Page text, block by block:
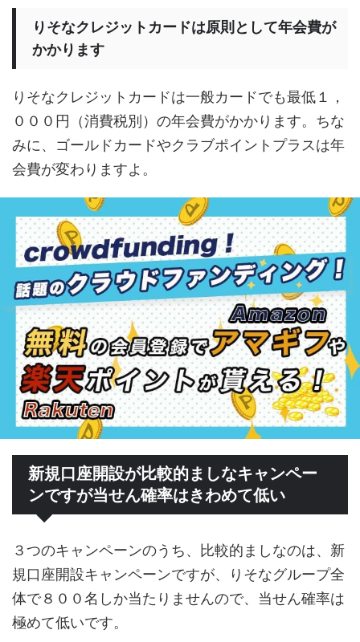
りそなクレジットカードは原則として年会費が
かかります
りそなクレジットカードは一般カードでも最低１，
０００円（消費税別）の年会費がかかります。ちな
みに、ゴールドカードやクラブポイントプラスは年
会費が変わりますよ。
新規口座開設が比較的ましなキャンペー
ンですが当せん確率はきわめて低い
３つのキャンペーンのうち、比較的ましなのは、新
規口座開設キャンペーンですが、りそなグループ全
体で８００名しか当たりませんので、当せん確率は
極めて低いです。